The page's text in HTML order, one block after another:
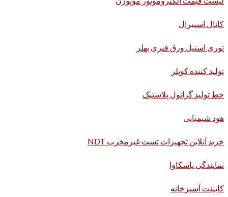
کانال اسپیرال
توری استیل ورق فنری بهلر
تولید کننده کوپلر
خط تولید گرانول پلاستیک
هود شیمیایی
خرید آنلاین تجهیزات تست غیرمخرب NDT
نمایندگی یاسکاوا
کابینت آشپزخانه